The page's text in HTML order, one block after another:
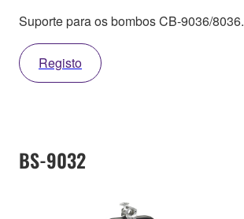
Suporte para os bombos CB-9036/8036.
Registo
BS-9032